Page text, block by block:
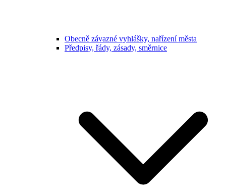
Obecně závazné vyhlášky, nařízení města
Předpisy, řády, zásady, směrnice